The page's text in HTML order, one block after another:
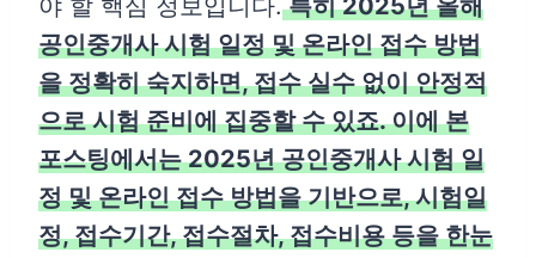
야 할 핵심 정보입니다.특히 2025년 올해
공인중개사 시험 일정 및 온라인 접수 방법
을 정확히 숙지하면, 접수 실수 없이 안정적
으로 시험 준비에 집중할 수 있죠. 이에 본
포스팅에서는 2025년 공인중개사 시험 일
정 및 온라인 접수 방법을 기반으로, 시험일
정, 접수기간, 접수절차, 접수비용 등을 한눈